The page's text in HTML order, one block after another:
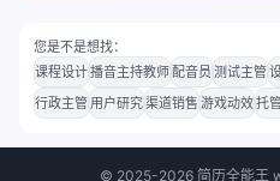
您是不是想找：
课程设计播音主持教师 配音员 测试主管
行政主管 用户研究渠道销售 游戏动效托
© 2025-2026简历全能王